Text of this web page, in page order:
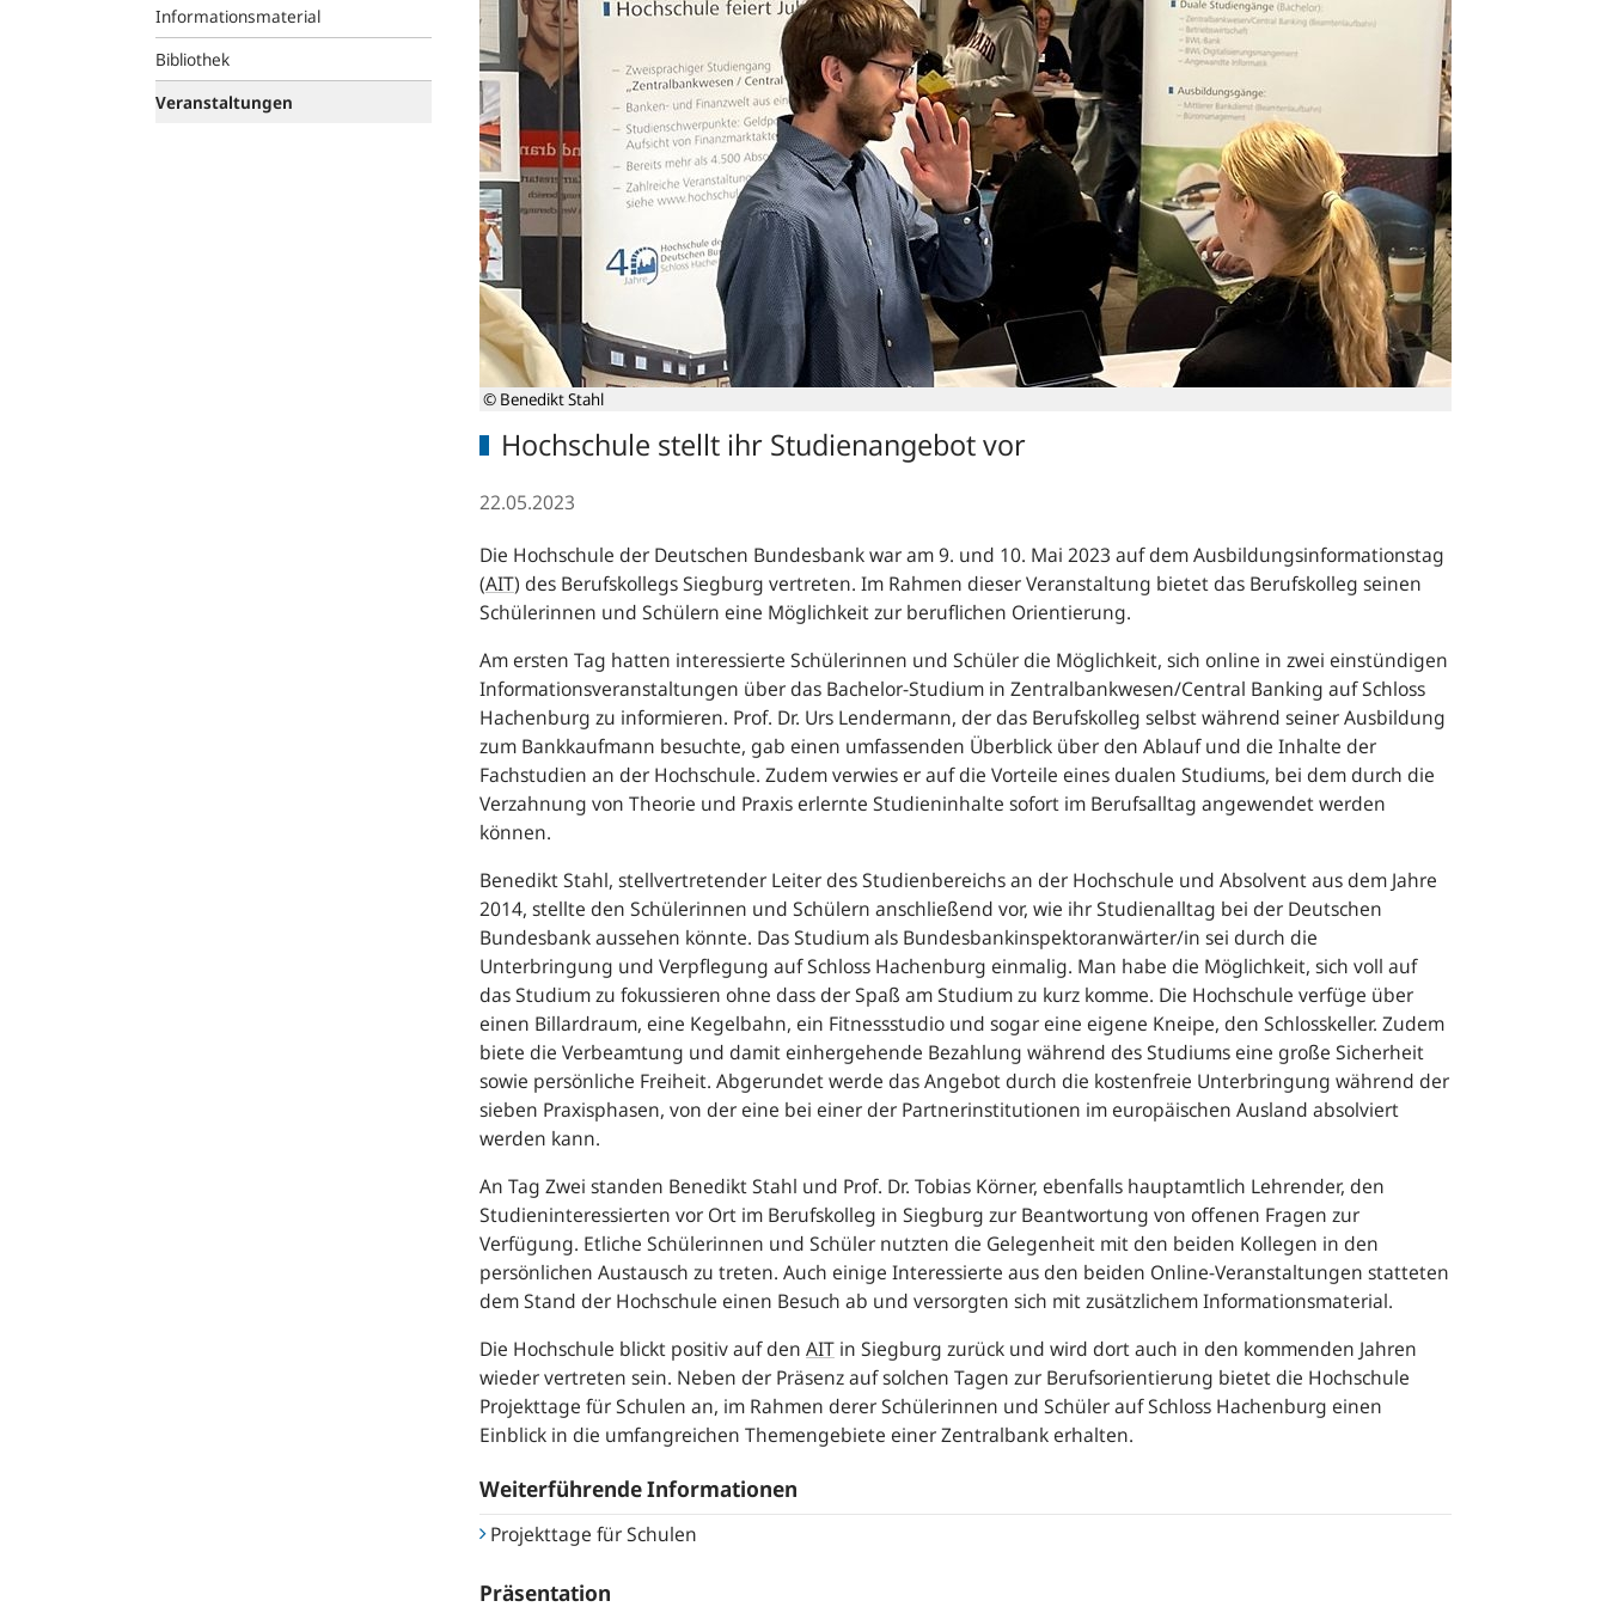
Informationsmaterial
Bibliothek
Veranstaltungen
© Benedikt Stahl
Hochschule stellt ihr Studienangebot vor
22.05.2023
Die Hochschule der Deutschen Bundesbank war am 9. und 10. Mai 2023 auf dem Ausbildungsinformationstag
(AIT) des Berufskollegs Siegburg vertreten. Im Rahmen dieser Veranstaltung bietet das Berufskolleg seinen
Schülerinnen und Schülern eine Möglichkeit zur beruflichen Orientierung.
Am ersten Tag hatten interessierte Schülerinnen und Schüler die Möglichkeit, sich online in zwei einstündigen
Informationsveranstaltungen über das Bachelor-Studium in Zentralbankwesen/Central Banking auf Schloss
Hachenburg zu informieren. Prof. Dr. Urs Lendermann, der das Berufskolleg selbst während seiner Ausbildung
zum Bankkaufmann besuchte, gab einen umfassenden Überblick über den Ablauf und die Inhalte der
Fachstudien an der Hochschule. Zudem verwies er auf die Vorteile eines dualen Studiums, bei dem durch die
Verzahnung von Theorie und Praxis erlernte Studieninhalte sofort im Berufsalltag angewendet werden
können.
Benedikt Stahl, stellvertretender Leiter des Studienbereichs an der Hochschule und Absolvent aus dem Jahre
2014, stellte den Schülerinnen und Schülern anschließend vor, wie ihr Studienalltag bei der Deutschen
Bundesbank aussehen könnte. Das Studium als Bundesbankinspektoranwärter/in sei durch die
Unterbringung und Verpflegung auf Schloss Hachenburg einmalig. Man habe die Möglichkeit, sich voll auf
das Studium zu fokussieren ohne dass der Spaß am Studium zu kurz komme. Die Hochschule verfüge über
einen Billardraum, eine Kegelbahn, ein Fitnessstudio und sogar eine eigene Kneipe, den Schlosskeller. Zudem
biete die Verbeamtung und damit einhergehende Bezahlung während des Studiums eine große Sicherheit
sowie persönliche Freiheit. Abgerundet werde das Angebot durch die kostenfreie Unterbringung während der
sieben Praxisphasen, von der eine bei einer der Partnerinstitutionen im europäischen Ausland absolviert
werden kann.
An Tag Zwei standen Benedikt Stahl und Prof. Dr. Tobias Körner, ebenfalls hauptamtlich Lehrender, den
Studieninteressierten vor Ort im Berufskolleg in Siegburg zur Beantwortung von offenen Fragen zur
Verfügung. Etliche Schülerinnen und Schüler nutzten die Gelegenheit mit den beiden Kollegen in den
persönlichen Austausch zu treten. Auch einige Interessierte aus den beiden Online-Veranstaltungen statteten
dem Stand der Hochschule einen Besuch ab und versorgten sich mit zusätzlichem Informationsmaterial.
Die Hochschule blickt positiv auf den AIT in Siegburg zurück und wird dort auch in den kommenden Jahren
wieder vertreten sein. Neben der Präsenz auf solchen Tagen zur Berufsorientierung bietet die Hochschule
Projekttage für Schulen an, im Rahmen derer Schülerinnen und Schüler auf Schloss Hachenburg einen
Einblick in die umfangreichen Themengebiete einer Zentralbank erhalten.
Weiterführende Informationen
Projekttage für Schulen
Präsentation